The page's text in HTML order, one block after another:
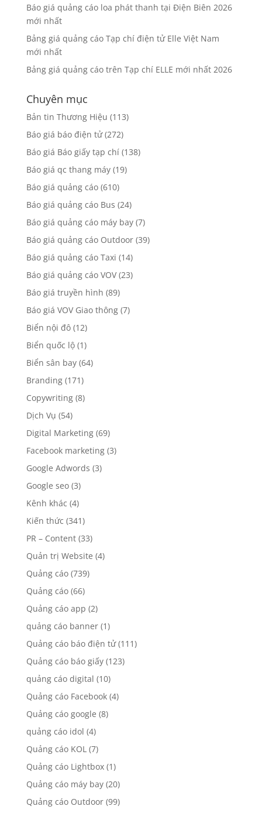
Báo giá quảng cáo loa phát thanh tại Điện Biên 2026
mới nhất
Bảng giá quảng cáo Tạp chí điện tử Elle Việt Nam
mới nhất
Bảng giá quảng cáo trên Tạp chí ELLE mới nhất 2026
Chuyên mục
Bản tin Thương Hiệu (113)
Báo giá báo điện tử(272)
Báo giá Báo giấy tạp chí(138)
Báo giá qc thang máy(19)
Báo giá quảng cáo(610)
Báo giá quảng cáo Bus (24)
Báo giá quảng cáo máy bay(7)
Báo giá quảng cáo Outdoor(39)
Báo giá quảng cáo Taxi (14)
Báo giá quảng cáo VOV(23)
Báo giá truyền hình (89)
Báo giá VOV Giao thông(7)
Biển nội đô(12)
Biển quốc lộ(1)
Biển sân bay(64)
Branding(171)
Copywriting(8)
Dịch Vụ (54)
Digital Marketing(69)
Facebook marketing(3)
Google Adwords (3)
Google seo(3)
Kênh khác (4)
Kiến thức (341)
PR – Content(33)
Quản trị Website (4)
Quảng cáo(739)
Quảng cáo(66)
Quảng cáo app (2)
quảng cáo banner(1)
Quảng cáo báo điện tử(111)
Quảng cáo báo giấy(123)
quảng cáo digital (10)
Quảng cáo Facebook(4)
Quảng cáo google (8)
quảng cáo idol (4)
Quảng cáo KOL(7)
Quảng cáo Lightbox(1)
Quảng cáo máy bay(20)
Quảng cáo Outdoor(99)